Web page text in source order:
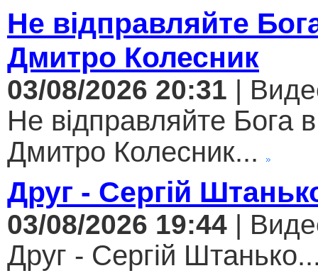
Не відправляйте
Дмитро Колесник
03/08/2026 20:31 |
Не відправляйте Бога
Дмитро Колесник...
Друг - Сергій
03/08/2026 19:44 |
Друг - Сергій